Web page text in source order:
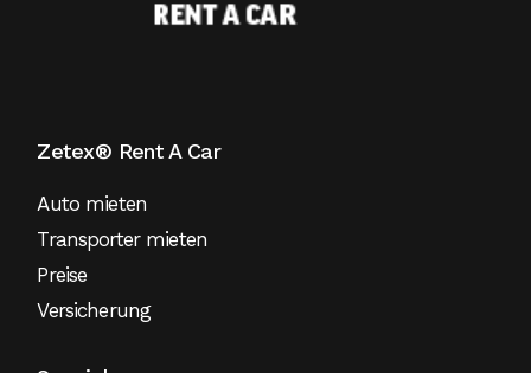
Zetex® Rent A Car
Auto mieten
Transporter mieten
Preise
Versicherung